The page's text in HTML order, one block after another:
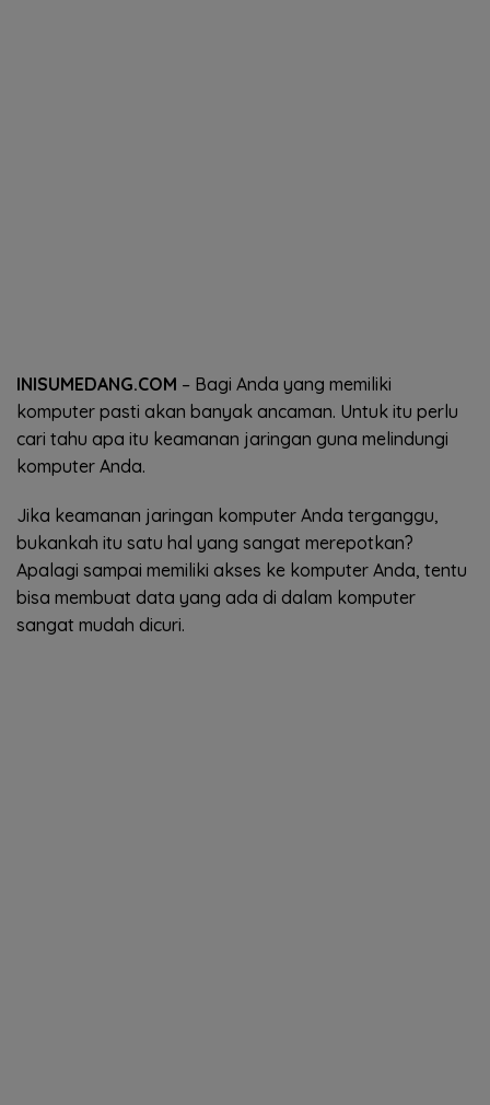
INISUMEDANG.COM – Bagi Anda yang memiliki
komputer pasti akan banyak ancaman. Untuk itu perlu
cari tahu apa itu keamanan jaringan guna melindungi
komputer Anda.
Jika keamanan jaringan komputer Anda terganggu,
bukankah itu satu hal yang sangat merepotkan?
Apalagi sampai memiliki akses ke komputer Anda, tentu
bisa membuat data yang ada di dalam komputer
sangat mudah dicuri.